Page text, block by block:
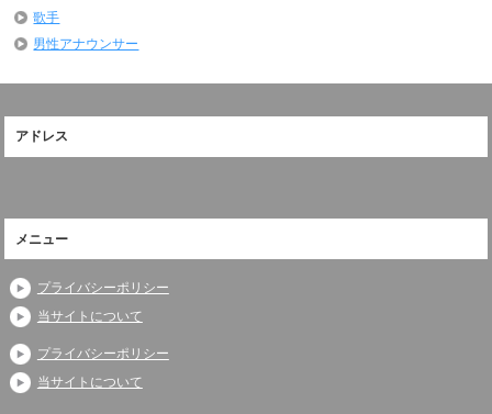
歌手
男性アナウンサー
アドレス
メニュー
プライバシーポリシー
当サイトについて
プライバシーポリシー
当サイトについて